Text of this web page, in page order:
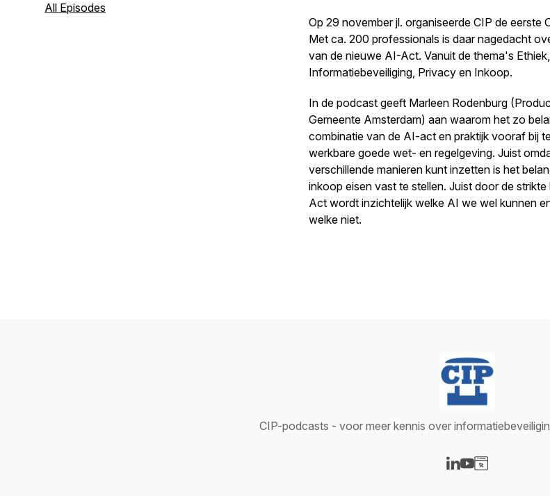
adviseurs.
All Episodes
Op ​29 november jl. organiseerde CIP de eerste
Met ca. 200 professionals​ is daar nagedacht
van de nieuwe AI-Act. Vanuit de thema's Ethiek,
Informatiebeveiliging, Privacy en Inkoop.
In de podcast geeft Marleen Rodenburg
Gemeente Amsterdam) aan waarom het zo
combinatie van de AI-act en praktijk vooraf bij
werkbare goede wet- en regelgeving. Juist
verschillende manieren kunt inzetten is het
inkoop eisen vast te stellen. Juist door de
Act wordt inzichtelijk welke AI we wel kunnen
welke niet.
CIP-podcasts - voor meer kennis over